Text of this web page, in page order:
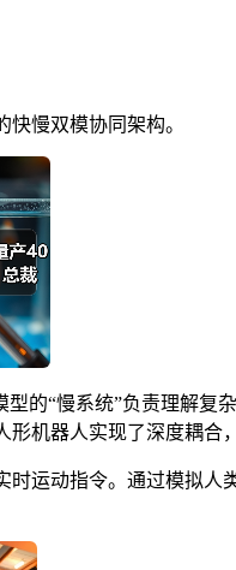
慢双模协同架构。
的“慢系统”负责理解复
机器人实现了深度耦合
运动指令。通过模拟